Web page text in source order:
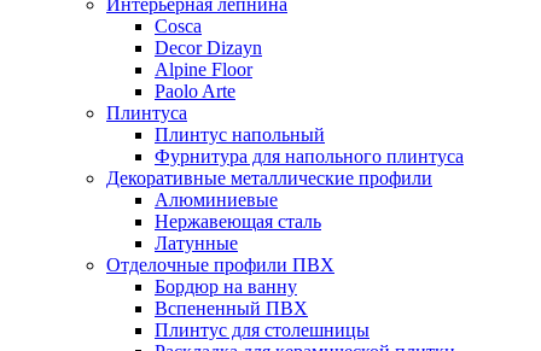
Интерьерная лепнина
Cosca
Decor Dizayn
Alpine Floor
Paolo Arte
Плинтуса
Плинтус напольный
Фурнитура для напольного плинтуса
Декоративные металлические профили
Алюминиевые
Нержавеющая сталь
Латунные
Отделочные профили ПВХ
Бордюр на ванну
Вспененный ПВХ
Плинтус для столешницы